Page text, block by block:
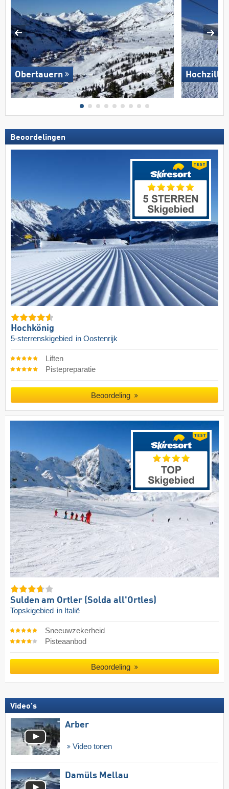
Obertauern
Beoordelingen
Hochkönig
5-sterrenskigebied in Oostenrijk
Liften
Pistepreparatie
Beoordeling
Sulden am Ortler (Solda all'Ortles)
Topskigebied in Italië
Sneeuwzekerheid
Pisteaanbod
Beoordeling
Video's
Arber
Video tonen
Damüls Mellau